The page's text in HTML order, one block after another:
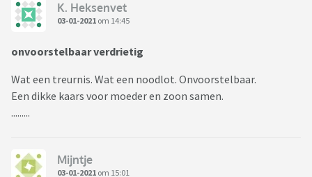
K. Heksenvet
03-01-2021 om 14:45
onvoorstelbaar verdrietig
Wat een treurnis. Wat een noodlot. Onvoorstelbaar.
Een dikke kaars voor moeder en zoon samen.
.........
Mijntje
03-01-2021 om 15:01